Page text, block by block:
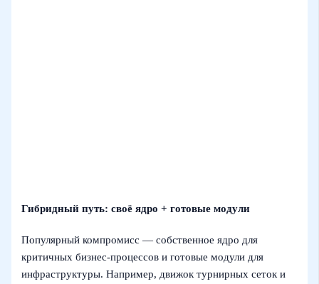
Гибридный путь: своё ядро + готовые модули
Популярный компромисс — собственное ядро для
критичных бизнес‑процессов и готовые модули для
инфраструктуры. Например, движок турнирных сеток и